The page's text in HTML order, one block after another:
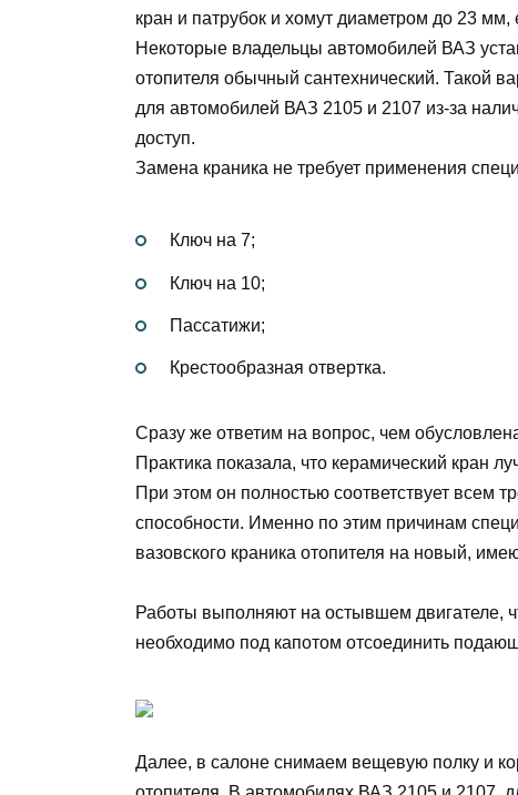
кран и патрубок и хомут диаметром до 23
Некоторые владельцы автомобилей ВАЗ
отопителя обычный сантехнический. Такой
для автомобилей ВАЗ 2105 и 2107 из-за
доступ.
Замена краника не требует применения
Ключ на 7;
Ключ на 10;
Пассатижи;
Крестообразная отвертка.
Сразу же ответим на вопрос, чем
Практика показала, что керамический кран
При этом он полностью соответствует всем
способности. Именно по этим причинам
вазовского краника отопителя на новый,
Работы выполняют на остывшем двигателе,
необходимо под капотом отсоединить
Далее, в салоне снимаем вещевую полку и